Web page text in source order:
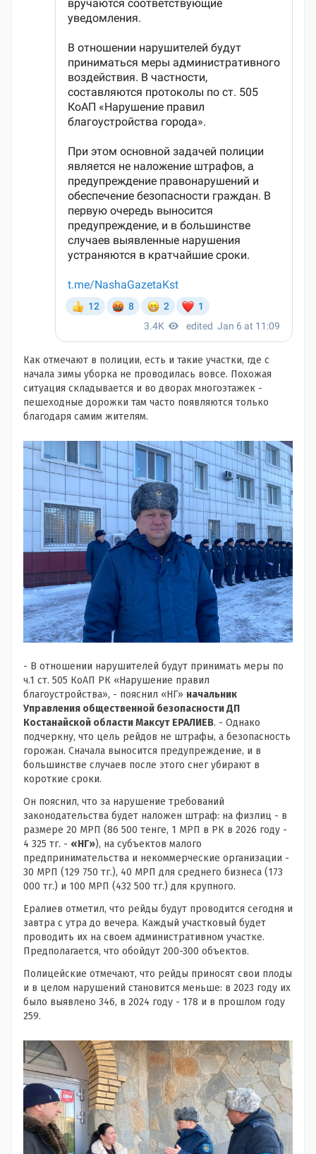
Как отмечают в полиции, есть и такие участки, где с
начала зимы уборка не проводилась вовсе. Похожая
ситуация складывается и во дворах многоэтажек -
пешеходные дорожки там часто появляются только
благодаря самим жителям.
- В отношении нарушителей будут принимать меры по
ч.1 ст. 505 КоАП РК «Нарушение правил
благоустройства», - пояснил «НГ» начальник
Управления общественной безопасности ДП
Костанайской области Максут ЕРАЛИЕВ. - Однако
подчеркну, что цель рейдов не штрафы, а безопасность
горожан. Сначала выносится предупреждение, и в
большинстве случаев после этого снег убирают в
короткие сроки.
Он пояснил, что за нарушение требований
законодательства будет наложен штраф: на физлиц - в
размере 20 МРП (86 500 тенге, 1 МРП в РК в 2026 году -
4 325 тг. - «НГ»), на субъектов малого
предпринимательства и некоммерческие организации -
30 МРП (129 750 тг.), 40 МРП для среднего бизнеса (173
000 тг.) и 100 МРП (432 500 тг.) для крупного.
Ералиев отметил, что рейды будут проводится сегодня и
завтра с утра до вечера. Каждый участковый будет
проводить их на своем административном участке.
Предполагается, что обойдут 200-300 объектов.
Полицейские отмечают, что рейды приносят свои плоды
и в целом нарушений становится меньше: в 2023 году их
было выявлено 346, в 2024 году - 178 и в прошлом году
259.